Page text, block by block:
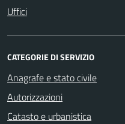
Uffici
CATEGORIE DI SERVIZIO
Anagrafe e stato civile
Autorizzazioni
Catasto e urbanistica